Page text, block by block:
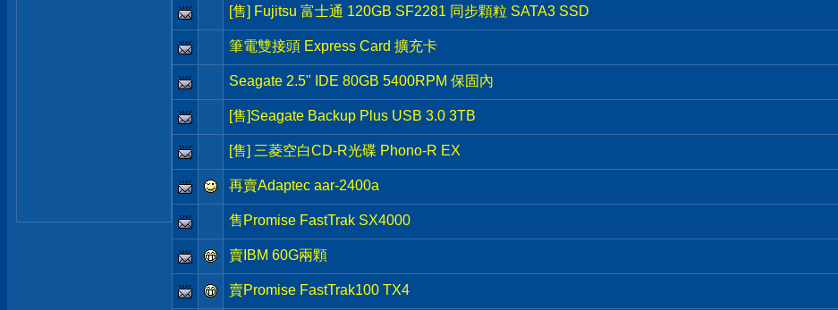
[售] Fujitsu 富士通 120GB SF2281 同步顆粒 SATA3 SSD
筆電雙接頭 Express Card 擴充卡
Seagate 2.5" IDE 80GB 5400RPM 保固內
[售]Seagate Backup Plus USB 3.0 3TB
[售] 三菱空白CD-R光碟 Phono-R EX
再賣Adaptec aar-2400a
售Promise FastTrak SX4000
賣IBM 60G兩顆
賣Promise FastTrak100 TX4